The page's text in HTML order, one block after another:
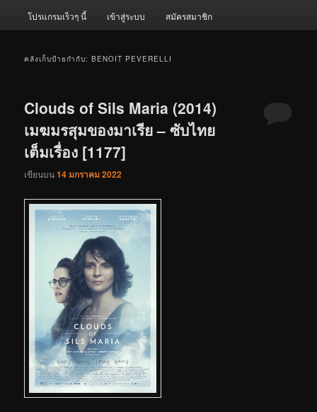
โปรแกรมเร็วๆ นี้ เข้าสู่ระบบ สมัครสมาชิก
คลังเก็บป้ายกำกับ:BENOIT PEVERELLI
Clouds of Sils Maria (2014)
เมฆมรสุมของมาเรีย – ซับไทย
เต็มเรื่อง [1177]
เขียนบน14 มกราคม 2022